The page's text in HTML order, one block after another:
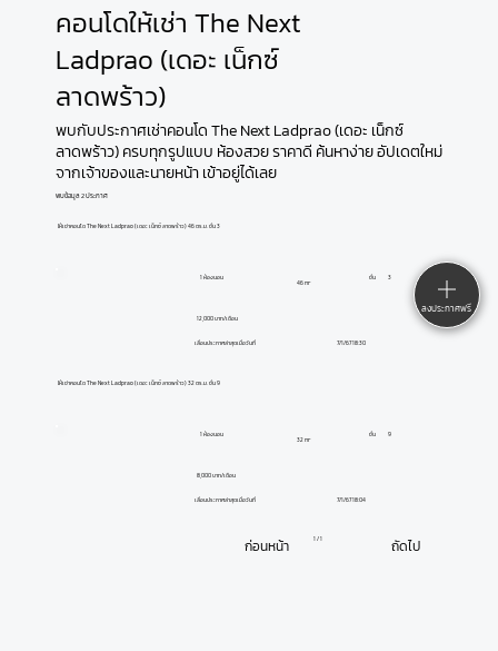
พบข้อมูล 2 ประกาศ
พบกับประกาศเช่าคอนโด The Next Ladprao (เดอะ เน็กซ์
ลาดพร้าว) ครบทุกรูปแบบ ห้องสวย ราคาดี ค้นหาง่าย อัปเดตใหม่
จากเจ้าของและนายหน้า เข้าอยู่ได้เลย
คอนโดให้เช่า The Next
Ladprao (เดอะ เน็กซ์
ลาดพร้าว)
ให้เช่าคอนโด The Next Ladprao (เดอะ เน็กซ์ ลาดพร้าว) 46 ตร.ม. ชั้น 3
12,000 บาท/เดือน
1 ห้องนอน
46 m²
ชั้น 3
เลื่อนประกาศล่าสุดเมื่อวันที่ 7/1/67 18:30
ให้เช่าคอนโด The Next Ladprao (เดอะ เน็กซ์ ลาดพร้าว) 32 ตร.ม. ชั้น 9
8,000 บาท/เดือน
1 ห้องนอน
32 m²
ชั้น 9
เลื่อนประกาศล่าสุดเมื่อวันที่ 7/1/67 18:04
ถัดไป
ก่อนหน้า 1 / 1
ลงประกาศฟรี